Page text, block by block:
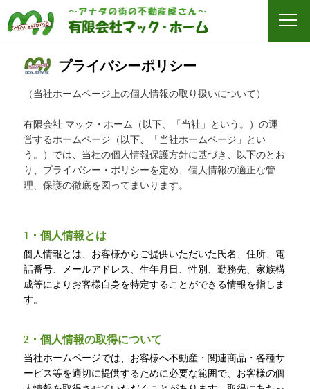
プライバシーポリシー
（当社ホームページ上の個人情報の取り扱いについて）
有限会社 マック・ホーム（以下、「当社」という。）の運
営するホームページ（以下、「当社ホームページ」とい
う。）では、当社の個人情報保護方針に基づき、以下のとお
り、プライバシー・ポリシーを定め、個人情報の適正な管
理、保護の徹底を図ってまいります。
1・個人情報とは
個人情報とは、お客様からご提供いただいた氏名、住所、電
話番号、メールアドレス、生年月日、性別、勤務先、家族構
成等によりお客様自身を特定することができる情報を指しま
す。
2・個人情報の取得について
当社ホームページでは、お客様へ不動産・関連商品・各種サ
ービス等を適切に提供するために必要な範囲で、お客様の個